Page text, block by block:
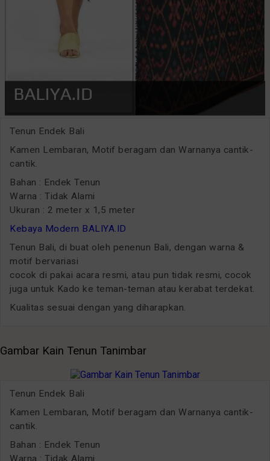
Tenun Endek Bali
Kamen Lembaran, Motif beragam dan Warnanya cantik-
cantik.
Bahan : Endek Tenun
Warna : Tidak Alami
Ukuran : 2 meter x 1,5 meter
Kebaya Modern BALIYA.ID
Tenun Bali, di buat oleh penenun Bali, dengan warna &
motif bervariasi
cocok di pakai acara resmi, atau pun tidak resmi, cocok
juga untuk Kado ke teman-teman atau kerabat terdekat.
Kualitas sesuai dengan yang diharapkan.
Gambar Kain Tenun Tanimbar
Tenun Endek Bali
Kamen Lembaran, Motif beragam dan Warnanya cantik-
cantik.
Bahan : Endek Tenun
Warna : Tidak Alami